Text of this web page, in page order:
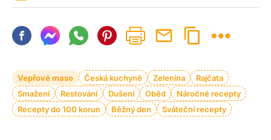
Vepřové maso Česká kuchyně Zelenina
Rajčata
Smažení
Restování Dušení Oběd
Náročné recepty
Recepty do 100 korun
Běžný den Sváteční recepty